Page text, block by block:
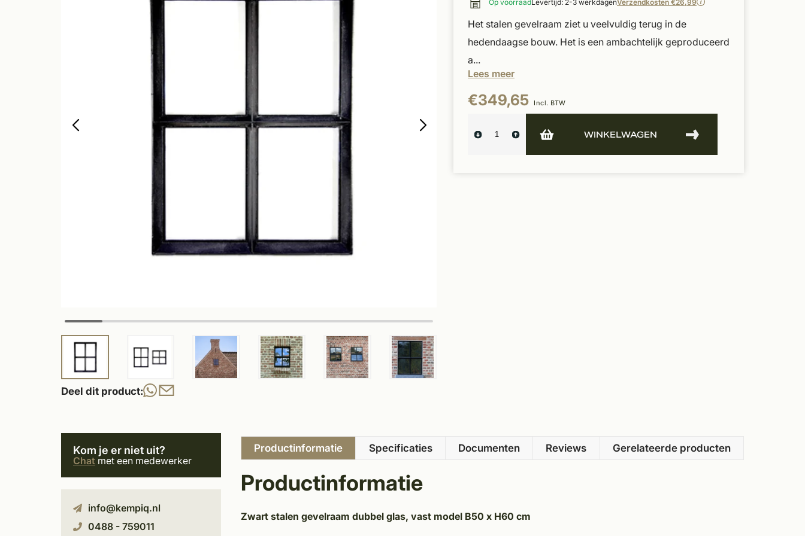
Deel dit product:
Op voorraad Levertijd: 2-3 werkdagenVerzendkosten €26,99
Het stalen gevelraam ziet u veelvuldig terug in de
hedendaagse bouw. Het is een ambachtelijk geproduceerd
a...
Lees meer
€349,65 Incl. BTW
WINKELWAGEN
Productinformatie Specificaties Documenten Reviews Gerelateerde producten
Kom je er niet uit?
Chat met een medewerker
info@kempiq.nl
0488 - 759011
Productinformatie
Zwart stalen gevelraam dubbel glas, vast model B50 x H60 cm